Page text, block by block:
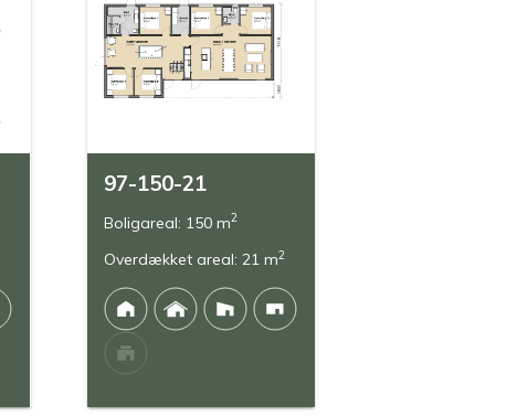
97-150-21
Boligareal: 150 m2
Overdækket areal: 21 m2